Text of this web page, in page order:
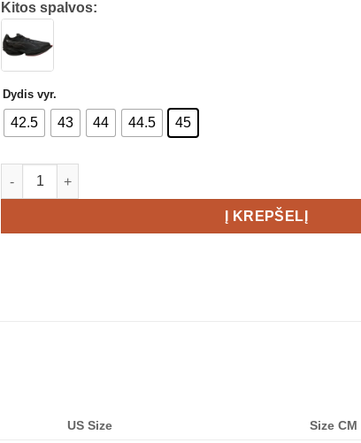
Kitos spalvos:
Dydis vyr.
42.5 43 44 44.5 45
produkto kiekis: Puma Fast-R NITRO™ Elite 3 Men's
Į KREPŠELĮ
US Size Size CM